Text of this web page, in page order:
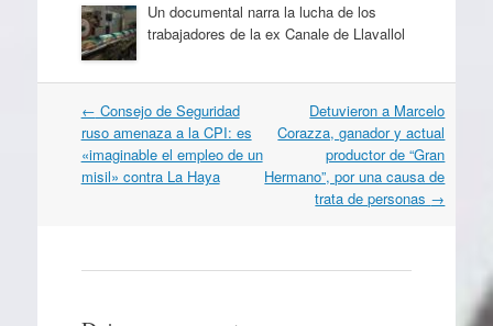
Un documental narra la lucha de los
trabajadores de la ex Canale de Llavallol
Navegación
por
artículos
← Consejo de Seguridad
ruso amenaza a la CPI: es
«imaginable el empleo de un
misil» contra La Haya
Detuvieron a Marcelo
Corazza, ganador y actual
productor de “Gran
Hermano”, por una causa de
trata de personas →